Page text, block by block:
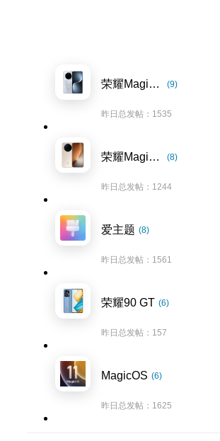
荣耀Magic7系列 (9)
昨日总发帖：1535
荣耀Magic8系列 (8)
昨日总发帖：1244
爱主题 (8)
昨日总发帖：1561
荣耀90 GT (6)
昨日总发帖：157
MagicOS (6)
昨日总发帖：1625